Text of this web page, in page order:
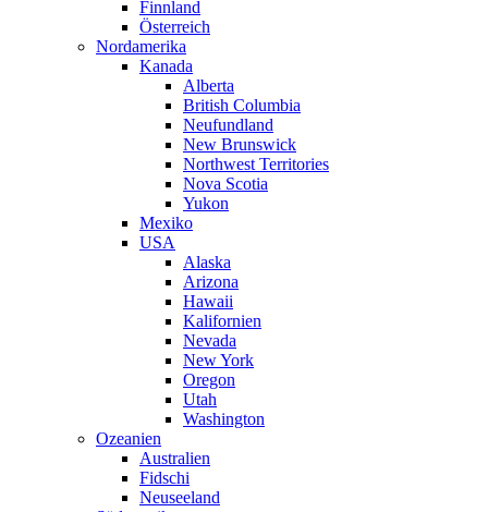
Finnland
Österreich
Nordamerika
Kanada
Alberta
British Columbia
Neufundland
New Brunswick
Northwest Territories
Nova Scotia
Yukon
Mexiko
USA
Alaska
Arizona
Hawaii
Kalifornien
Nevada
New York
Oregon
Utah
Washington
Ozeanien
Australien
Fidschi
Neuseeland